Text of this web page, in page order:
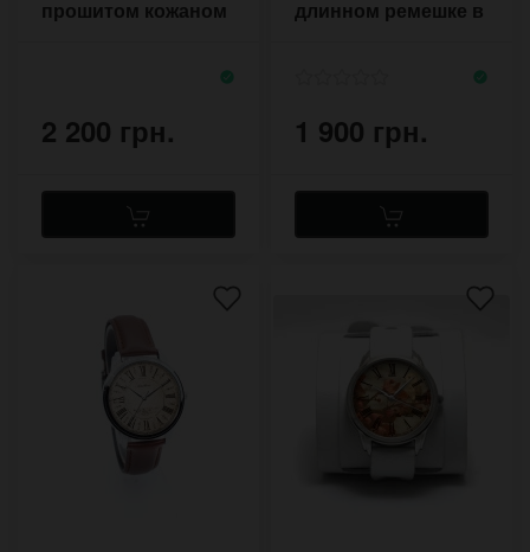
прошитом кожаном
2 200 грн.
длинном ремешке в
1 900 грн.